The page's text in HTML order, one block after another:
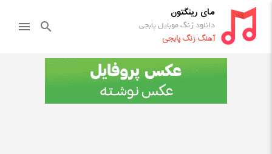
مای رینگتون
دانلود زنگ موبایل پابجی
آهنگ زنگ پابجی
search
menu